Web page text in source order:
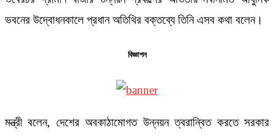
ভবনের উদ্বোধনকালে প্রধান অতিথির বক্তব্যে তিনি এসব কথা বলেন।
বিজ্ঞাপন
মন্ত্রী বলেন, দেশের অবকাঠামোগত উন্নয়ন ত্বরান্বিত করতে সরকার